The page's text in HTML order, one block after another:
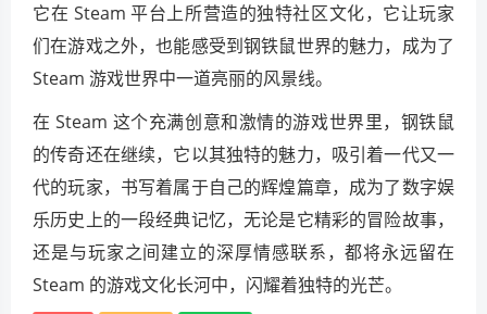
它在 Steam 平台上所营造的独特社区文化，它让玩家
们在游戏之外，也能感受到钢铁鼠世界的魅力，成为了
Steam 游戏世界中一道亮丽的风景线。
在 Steam 这个充满创意和激情的游戏世界里，钢铁鼠
的传奇还在继续，它以其独特的魅力，吸引着一代又一
代的玩家，书写着属于自己的辉煌篇章，成为了数字娱
乐历史上的一段经典记忆，无论是它精彩的冒险故事，
还是与玩家之间建立的深厚情感联系，都将永远留在
Steam 的游戏文化长河中，闪耀着独特的光芒。